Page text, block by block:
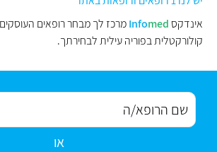
אינדקס
Infomed
מרכז לך מבחר רופאים העוסקים
קולורקטלית בפוריה עילית לבחירתך.
או